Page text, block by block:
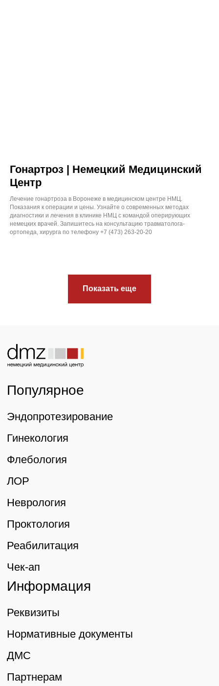
Гонартроз | Немецкий Медицинский
Центр
Лечение гонартроза в Воронеже в медицинском центре НМЦ.
Показания к операции и цены. Узнайте о современных методах
диагностики и лечения в клинике НМЦ с командой оперирующих
немецких врачей. Запишитесь на консультацию травматолога-
ортопеда, хирурга по телефону +7 (473) 263-20-20
Показать еще